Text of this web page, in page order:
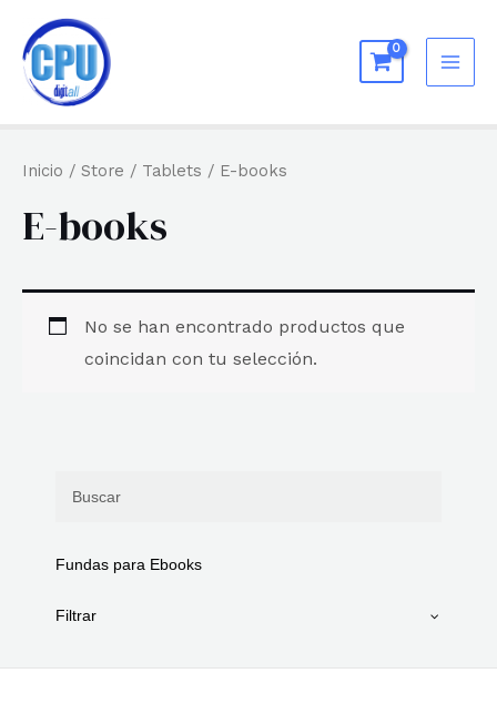
contenido
Fundas para Ebooks
Filtrar
Inicio / Store / Tablets / E-books
E-books
No se han encontrado productos que
coincidan con tu selección.